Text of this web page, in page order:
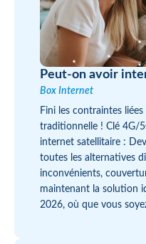
Peut-on avoir
Box Internet
Fini les contraintes
traditionnelle ! Clé 4G/
internet satellitaire :
toutes les alternatives
inconvénients,
maintenant la solution
2026, où que vous